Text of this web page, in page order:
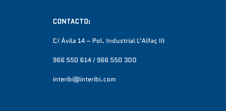
CONTACTO:
C/ Ávila 14 – Pol. Industrial L’Alfaç III
966 550 614 / 966 550 300
interibi@interibi.com